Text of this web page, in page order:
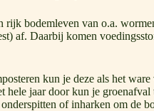
rijk bodemleven van o.a.
af. Daarbij komen
kun je deze als het
hele jaar door kun je
of inharken om de